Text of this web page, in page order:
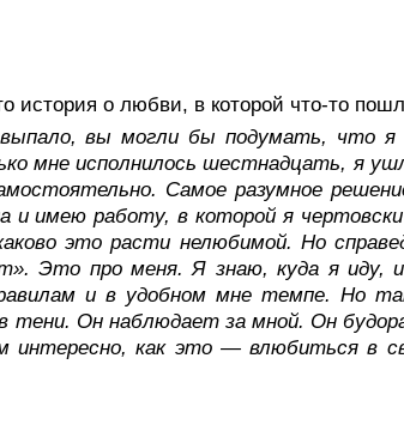
история о любви, в которой что-то
вы могли бы подумать, что я
мне исполнилось шестнадцать, я
Самое разумное
и имею работу, в которой я
это расти нелюбимой. Но
Это про меня. Я знаю, куда я иду, и
и в удобном мне темпе. Но
тени. Он наблюдает за мной. Он
интересно, как это — влюбиться в